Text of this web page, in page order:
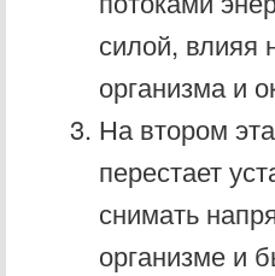
силой, влияя
организма и
На втором
перестает
снимать
организме и